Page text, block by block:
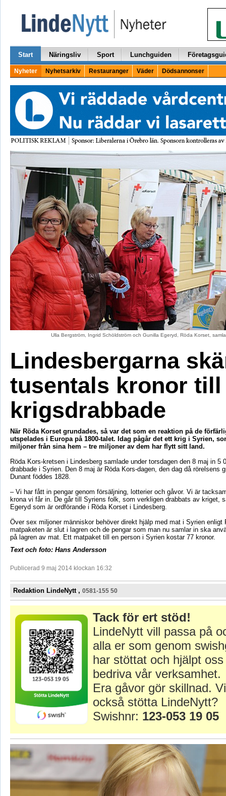
Start Näringsliv Sport Lunchguiden
Nyheter Nyhetsarkiv Restauranger Väder Dödsannonser
Ulla Bergström, Ingrid Schöldström och Gunilla Egeryd, Röda Korset,
Lindesbergarna
tusentals kronor till
krigsdrabbade
När Röda Korset grundades, så var det som en reaktion på de
utspelades i Europa på 1800-talet. Idag pågår det ett krig i Syrien,
miljoner från sina hem – tre miljoner av dem har flytt sitt land.
Röda Kors-kretsen i Lindesberg samlade under torsdagen den 8 maj in 5
drabbade i Syrien. Den 8 maj är Röda Kors-dagen, den dag då rörelsens
Dunant föddes 1828.
– Vi har fått in pengar genom försäljning, lotterier och gåvor. Vi är
krona vi får in. De går till Syriens folk, som verkligen drabbats av kriget,
Egeryd som är ordförande i Röda Korset i Lindesberg.
Över sex miljoner människor behöver direkt hjälp med mat i Syrien enligt
matpaketen är slut i lagren och de pengar som man nu samlar in ska
på lagren av mat. Ett matpaket till en person i Syrien kostar 77 kronor.
Text och foto: Hans Andersson
Publicerad 9 maj 2014 klockan 16:32
Redaktion LindeNytt , 0581-155 50
Tack för ert stöd!
LindeNytt vill passa på
alla er som genom
har stöttat och hjälpt
bedriva vår verksamhet.
Era gåvor gör skillnad.
också stötta LindeNytt?
Swishnr: 123-053 19 05